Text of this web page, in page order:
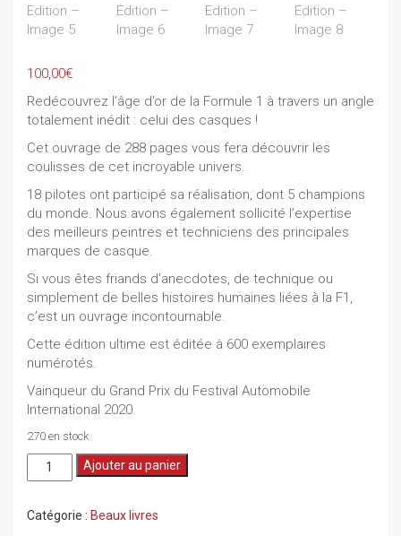
100,00€
Redécouvrez l’âge d’or de la Formule 1 à travers un angle
totalement inédit : celui des casques !
Cet ouvrage de 288 pages vous fera découvrir les
coulisses de cet incroyable univers.
18 pilotes ont participé sa réalisation, dont 5 champions
du monde. Nous avons également sollicité l’expertise
des meilleurs peintres et techniciens des principales
marques de casque.
Si vous êtes friands d’anecdotes, de technique ou
simplement de belles histoires humaines liées à la F1,
c’est un ouvrage incontournable.
Cette édition ultime est éditée à 600 exemplaires
numérotés.
Vainqueur du Grand Prix du Festival Automobile
International 2020.
270 en stock
quantité
de
Helmet
Ajouter au panier
Catégorie : Beaux livres